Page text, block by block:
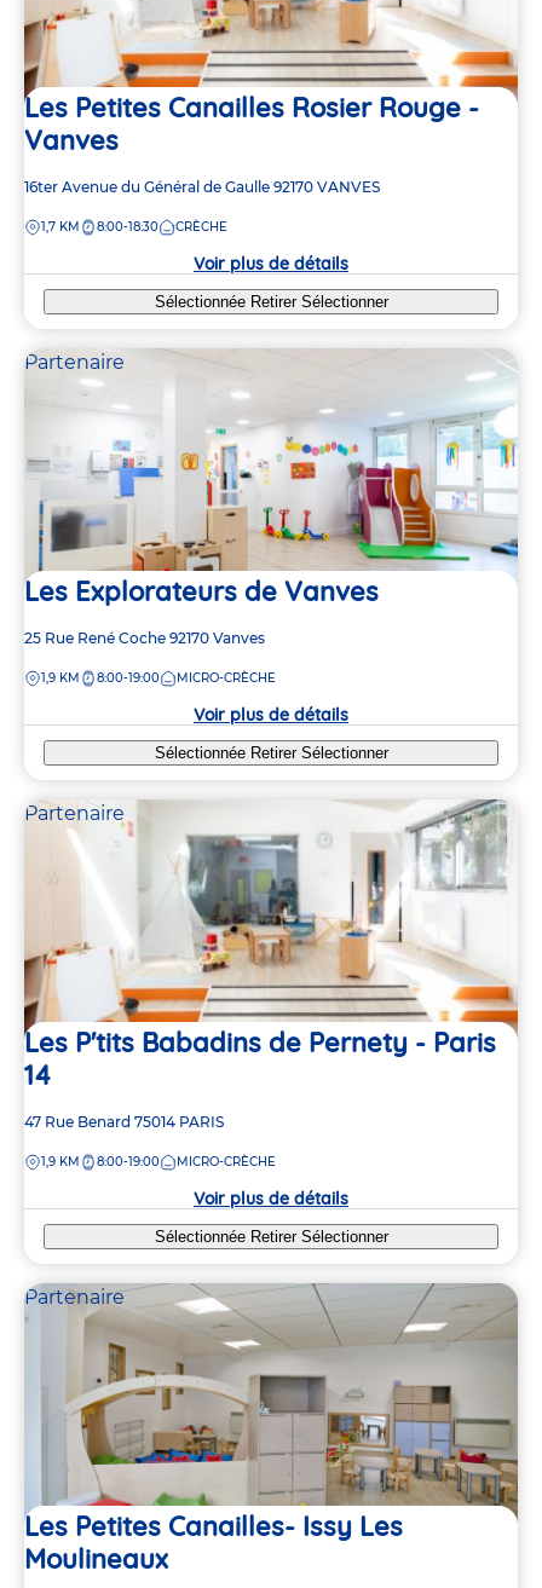
Les Petites Canailles Rosier Rouge -
Vanves
Adresse
la
16ter Avenue du Général de Gaulle 92170 VANVES
DISTANCE
1,7 KM 8:00-18:30 CRÈCHE
Voir plus de détails
Sélectionnée Retirer Sélectionner
Partenaire
Les Explorateurs de Vanves
Adresse
la
25 Rue René Coche 92170 Vanves
DISTANCE
1,9 KM 8:00-19:00 MICRO-CRÈCHE
Voir plus de détails
Sélectionnée Retirer Sélectionner
Partenaire
Les P'tits Babadins de Pernety - Paris
14
Adresse
la
47 Rue Benard 75014 PARIS
DISTANCE
1,9 KM 8:00-19:00 MICRO-CRÈCHE
Voir plus de détails
Sélectionnée Retirer Sélectionner
Partenaire
Les Petites Canailles- Issy Les
Moulineaux